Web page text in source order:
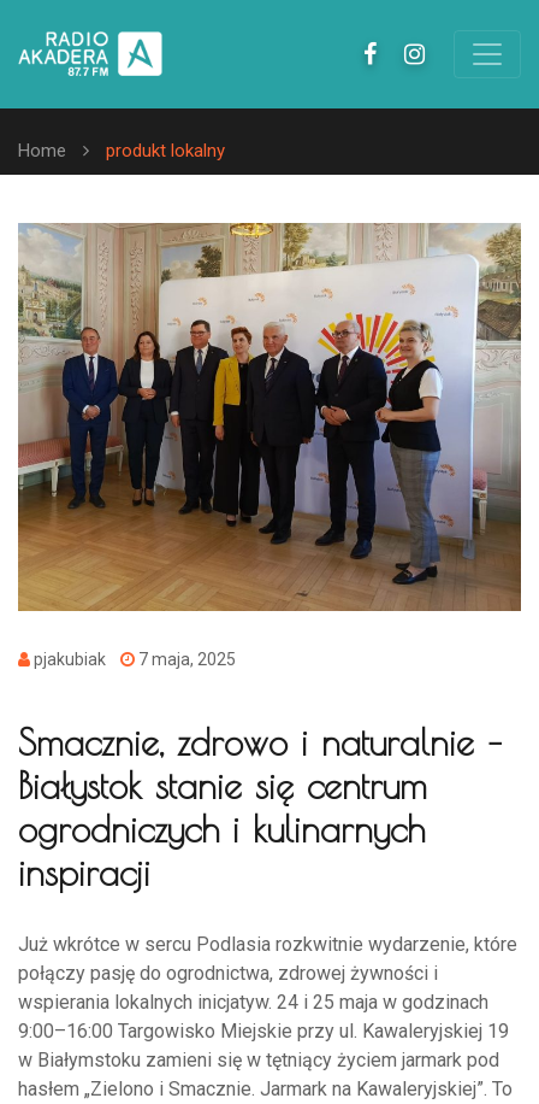
Home produkt lokalny
pjakubiak 7 maja, 2025
Smacznie, zdrowo i naturalnie –
Białystok stanie się centrum
ogrodniczych i kulinarnych
inspiracji
Już wkrótce w sercu Podlasia rozkwitnie wydarzenie, które
połączy pasję do ogrodnictwa, zdrowej żywności i
wspierania lokalnych inicjatyw. 24 i 25 maja w godzinach
9:00–16:00 Targowisko Miejskie przy ul. Kawaleryjskiej 19
w Białymstoku zamieni się w tętniący życiem jarmark pod
hasłem „Zielono i Smacznie. Jarmark na Kawaleryjskiej”. To